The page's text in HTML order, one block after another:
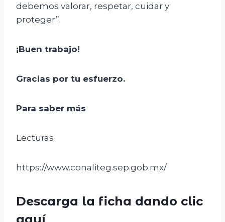
debemos valorar, respetar, cuidar y
proteger”.
¡Buen trabajo!
Gracias por tu esfuerzo.
Para saber más
Lecturas
https://www.conaliteg.sep.gob.mx/
Descarga la ficha dando clic
aquí